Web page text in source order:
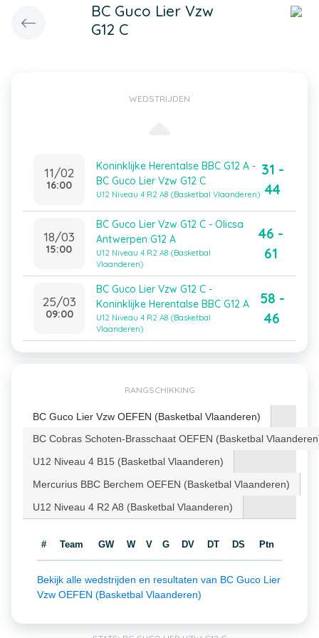
BC Guco Lier Vzw
G12 C
WEDSTRIJDEN
11/02
16:00
Koninklijke Herentalse BBC G12 A -
BC Guco Lier Vzw G12 C
U12 Niveau 4 R2 A8 (Basketbal Vlaanderen)
31 -
44
18/03
15:00
BC Guco Lier Vzw G12 C - Olicsa
Antwerpen G12 A
U12 Niveau 4 R2 A8 (Basketbal
Vlaanderen)
46 -
61
25/03
09:00
BC Guco Lier Vzw G12 C -
Koninklijke Herentalse BBC G12 A
U12 Niveau 4 R2 A8 (Basketbal
Vlaanderen)
58 -
46
RANGSCHIKKING
BC Guco Lier Vzw OEFEN (Basketbal Vlaanderen)
BC Cobras Schoten-Brasschaat OEFEN (Basketbal
U12 Niveau 4 B15 (Basketbal Vlaanderen)
Mercurius BBC Berchem OEFEN (Basketbal Vlaanderen)
U12 Niveau 4 R2 A8 (Basketbal Vlaanderen)
# Team GW W V G DV DT DS Ptn
Bekijk alle wedstrijden en resultaten van BC Guco Lier
Vzw OEFEN (Basketbal Vlaanderen)